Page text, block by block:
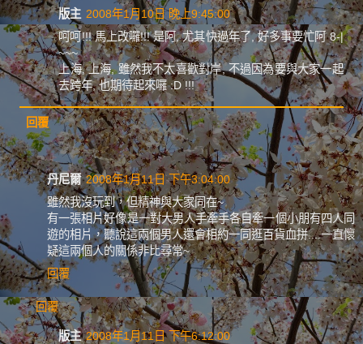
版主 2008年1月10日 晚上9:45:00
呵呵!!! 馬上改囉!!! 是阿, 尤其快過年了, 好多事要忙阿 8-|
~~~
上海, 上海, 雖然我不太喜歡對岸, 不過因為要與大家一起
去跨年, 也期待起來囉 :D !!!
回覆
丹尼爾 2008年1月11日 下午3:04:00
雖然我沒玩到，但精神與大家同在~
有一張相片好像是一對大男人手牽手各自牽一個小朋有四人同
遊的相片，聽說這兩個男人還會相約一同逛百貨血拼....一直懷
疑這兩個人的關係非比尋常~
回覆
回覆
版主 2008年1月11日 下午6:12:00